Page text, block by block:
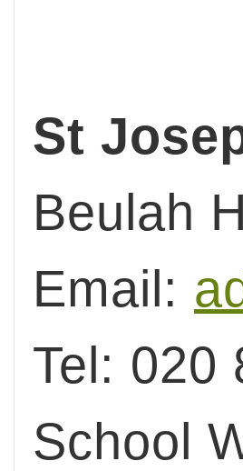
St
Beulah
Email:
Tel: 020
School